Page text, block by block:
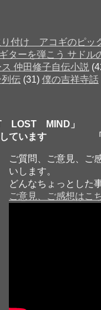
り付け アコギのピッ
ギターを弾こう サドル
仲田修子自伝小説
伝 (31) 僕の吉祥寺話
LOST MIND」
いしています 「
ご質問、ご意見、ご
いします。
どんなちょっとした
ご意見、ご感想はこ